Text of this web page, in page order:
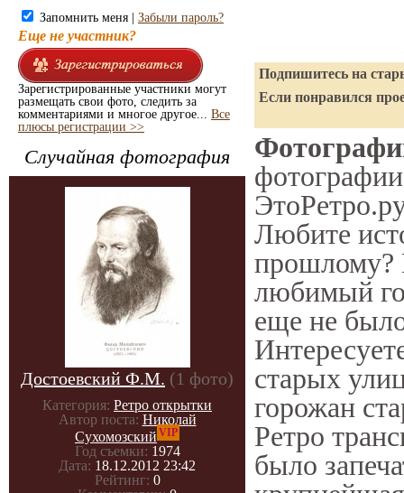
Запомнить меня | Забыли пароль?
Еще не участник?
Зарегистрированные участники могут
размещать свои фото, следить за
комментариями и многое другое... Все
плюсы регистрации >>
Случайная фотография
Достоевский Ф.М. (1 фото)
Категория: Ретро открытки
Автор поста: Николай
Сухомозский VIP
Год съемки: 1974
Дата: 18.12.2012 23:42
Рейтинг: 0
Подпишитесь на
Если понравился
Любите
прошлому?
любимый
еще не
старых
горожан
Ретро
было